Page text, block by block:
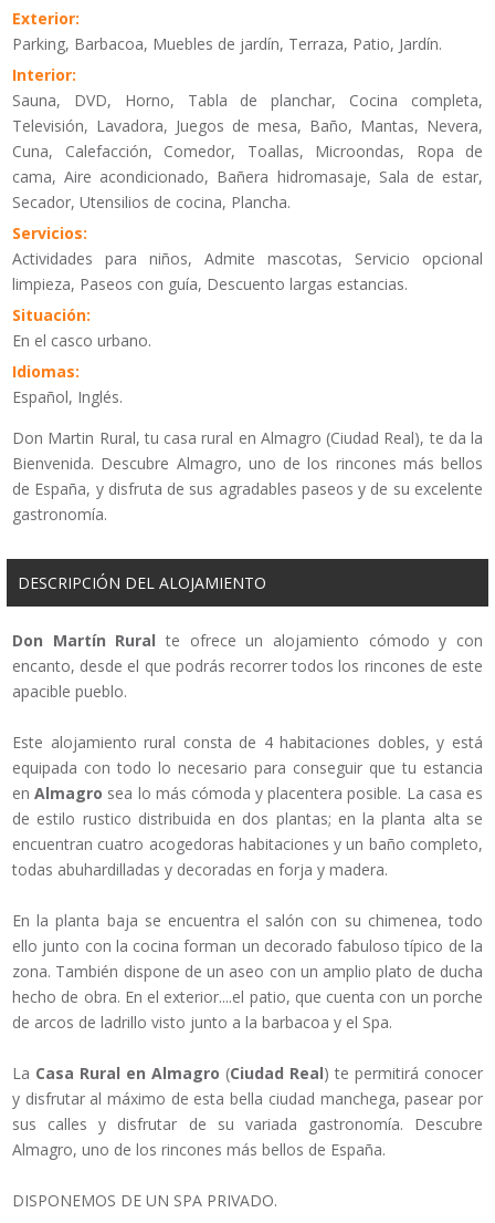
Exterior:
Parking, Barbacoa, Muebles de jardín, Terraza, Patio, Jardín.
Interior:
Sauna, DVD, Horno, Tabla de planchar, Cocina completa,
Televisión, Lavadora, Juegos de mesa, Baño, Mantas, Nevera,
Cuna, Calefacción, Comedor, Toallas, Microondas, Ropa de
cama, Aire acondicionado, Bañera hidromasaje, Sala de estar,
Secador, Utensilios de cocina, Plancha.
Servicios:
Actividades para niños, Admite mascotas, Servicio opcional
limpieza, Paseos con guía, Descuento largas estancias.
Situación:
En el casco urbano.
Idiomas:
Español, Inglés.
Don Martin Rural, tu casa rural en Almagro (Ciudad Real), te da la
Bienvenida. Descubre Almagro, uno de los rincones más bellos
de España, y disfruta de sus agradables paseos y de su excelente
gastronomía.
DESCRIPCIÓN DEL ALOJAMIENTO
Don Martín Rural te ofrece un alojamiento cómodo y con
encanto, desde el que podrás recorrer todos los rincones de este
apacible pueblo.
Este alojamiento rural consta de 4 habitaciones dobles, y está
equipada con todo lo necesario para conseguir que tu estancia
enAlmagro sea lo más cómoda y placentera posible. La casa es
de estilo rustico distribuida en dos plantas; en la planta alta se
encuentran cuatro acogedoras habitaciones y un baño completo,
todas abuhardilladas y decoradas en forja y madera.
En la planta baja se encuentra el salón con su chimenea, todo
ello junto con la cocina forman un decorado fabuloso típico de la
zona. También dispone de un aseo con un amplio plato de ducha
hecho de obra. En el exterior....el patio, que cuenta con un porche
de arcos de ladrillo visto junto a la barbacoa y el Spa.
La Casa Rural en Almagro (Ciudad Real) te permitirá conocer
y disfrutar al máximo de esta bella ciudad manchega, pasear por
sus calles y disfrutar de su variada gastronomía. Descubre
Almagro, uno de los rincones más bellos de España.
DISPONEMOS DE UN SPA PRIVADO.